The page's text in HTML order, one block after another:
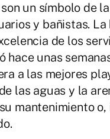
un símbolo de
y bañistas.
de los
hace unas
a las mejores
las aguas y la
mantenimiento